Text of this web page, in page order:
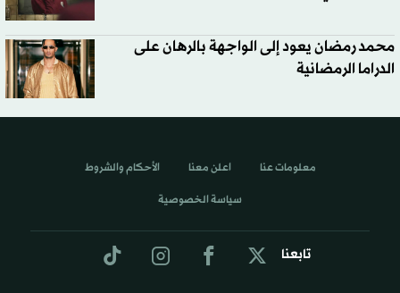
محمد رمضان يعود إلى الواجهة بالرهان على
الدراما الرمضانية
تابعنا
معلومات عنا اعلن معنا الأحكام والشروط
سياسة الخصوصية